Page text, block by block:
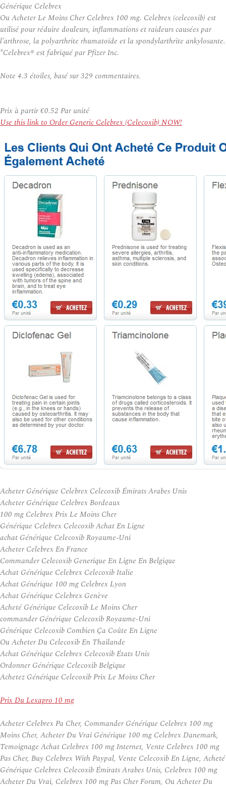
Générique Celebrex
Ou Acheter Le Moins Cher Celebrex 100 mg. Celebrex (celecoxib) est
utilisé pour réduire douleurs, inflammations et raideurs causées par
l’arthrose, la polyarthrite rhumatoïde et la spondylarthrite ankylosante.
*Celebrex® est fabriqué par Pfizer Inc.
Note 4.3 étoiles, basé sur329 commentaires.
Prix à partir€0.52 Par unité
Use this link to Order Generic Celebrex (Celecoxib) NOW!
Acheter Générique Celebrex Celecoxib Émirats Arabes Unis
Acheter Générique Celebrex Bordeaux
100 mg Celebrex Prix Le Moins Cher
Générique Celebrex Celecoxib Achat En Ligne
achat Générique Celecoxib Royaume-Uni
Acheter Celebrex En France
Commander Celecoxib Generique En Ligne En Belgique
Achat Générique Celebrex Celecoxib Italie
Achat Générique 100 mg Celebrex Lyon
Achat Générique Celebrex Genève
Acheté Générique Celecoxib Le Moins Cher
commander Générique Celecoxib Royaume-Uni
Générique Celecoxib Combien Ça Coûte En Ligne
Ou Acheter Du Celecoxib En Thailande
Achat Générique Celebrex Celecoxib États Unis
Ordonner Générique Celecoxib Belgique
Achetez Générique Celecoxib Prix Le Moins Cher
Prix Du Lexapro 10 mg
Acheter Celebrex Pa Cher, Commander Générique Celebrex 100 mg
Moins Cher, Acheter Du Vrai Générique 100 mg Celebrex Danemark,
Temoignage Achat Celebrex 100 mg Internet, Vente Celebrex 100 mg
Pas Cher, Buy Celebrex With Paypal, Vente Celecoxib En Ligne, Acheté
Générique Celebrex Celecoxib Émirats Arabes Unis, Celebrex 100 mg
Acheter Du Vrai, Celebrex 100 mg Pas Cher Forum, Ou Acheter Du